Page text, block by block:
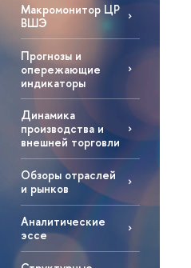
Макромонитор ЦР
ВШЭ
Прогнозы и
опережающие
индикаторы
Динамика
производства и
внешней торговли
Обзоры отраслей
и рынков
Аналитические
эссе